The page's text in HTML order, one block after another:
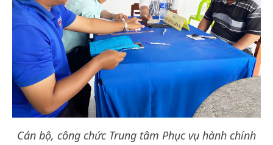
Cán bộ, công chức Trung tâm Phục vụ hành chính